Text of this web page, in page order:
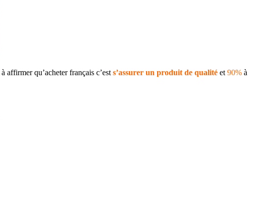
à affirmer qu’acheter français c’ests’assurer un produit de qualité et90% à